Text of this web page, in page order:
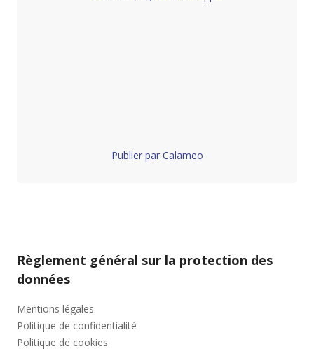
Publier par Calameo
Règlement général sur la protection des
données
Mentions légales
Politique de confidentialité
Politique de cookies